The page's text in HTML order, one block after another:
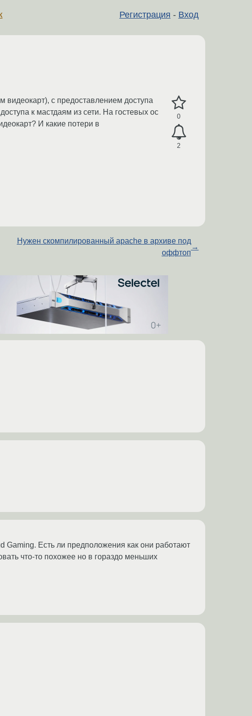
Регистрация - Вход
0
2
видеокарт), с предоставлением доступа
к мастдаям из сети. На гостевых ос
И какие потери в
Нужен скомпилированный apache в архиве под
оффтоп
→
Gaming. Есть ли предположения как они работают
что-то похожее но в гораздо меньших